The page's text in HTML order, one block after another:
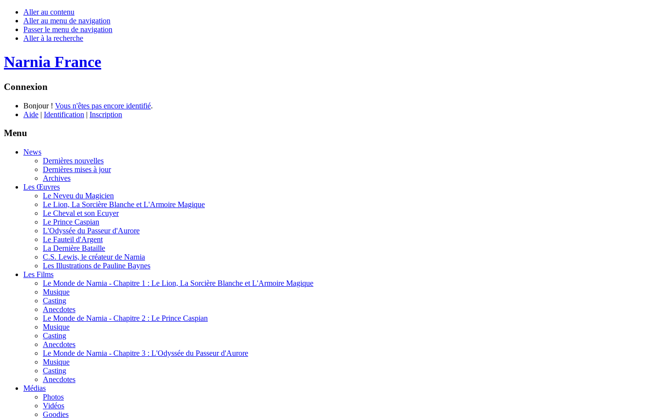
Aller au contenu
Aller au menu de navigation
Passer le menu de navigation
Aller à la recherche
Narnia France
Connexion
Bonjour ! Vous n'êtes pas encore identifié.
Aide | Identification | Inscription
Menu
News
Dernières nouvelles
Dernières mises à jour
Archives
Les Œuvres
Le Neveu du Magicien
Le Lion, La Sorcière Blanche et L'Armoire Magique
Le Cheval et son Ecuyer
Le Prince Caspian
L'Odyssée du Passeur d'Aurore
Le Fauteil d'Argent
La Dernière Bataille
C.S. Lewis, le créateur de Narnia
Les Illustrations de Pauline Baynes
Les Films
Le Monde de Narnia - Chapitre 1 : Le Lion, La Sorcière Blanche et L'Armoire Magique
Musique
Casting
Anecdotes
Le Monde de Narnia - Chapitre 2 : Le Prince Caspian
Musique
Casting
Anecdotes
Le Monde de Narnia - Chapitre 3 : L'Odyssée du Passeur d'Aurore
Musique
Casting
Anecdotes
Médias
Photos
Vidéos
Goodies